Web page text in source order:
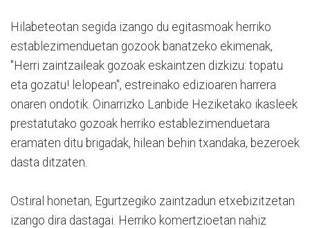
Hilabeteotan segida izango du egitasmoak herriko
establezimenduetan gozook banatzeko ekimenak,
"Herri zaintzaileak gozoak eskaintzen dizkizu: topatu
eta gozatu! lelopean", estreinako edizioaren harrera
onaren ondotik. Oinarrizko Lanbide Heziketako ikasleek
prestatutako gozoak herriko establezimenduetara
eramaten ditu brigadak, hilean behin txandaka, bezeroek
dasta ditzaten.
Ostiral honetan, Egurtzegiko zaintzadun etxebizitzetan
izango dira dastagai. Herriko komertzioetan nahiz